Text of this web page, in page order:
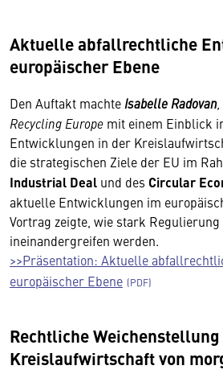
Aktuelle abfallrechtliche
europäischer Ebene
Den Auftakt machte Isabelle Radovan
Recycling Europe mit einem Einblick
Entwicklungen in der
die strategischen Ziele der EU im
Industrial Deal und des Circular
aktuelle Entwicklungen im
Vortrag zeigte, wie stark
ineinandergreifen werden.
>>Präsentation: Aktuelle
europäischer Ebene
Rechtliche
Kreislaufwirtschaft von